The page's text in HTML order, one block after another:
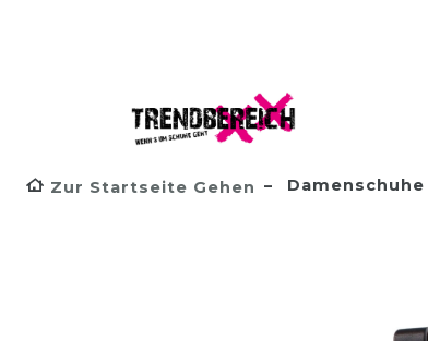
Zur Startseite Gehen Damenschuhe